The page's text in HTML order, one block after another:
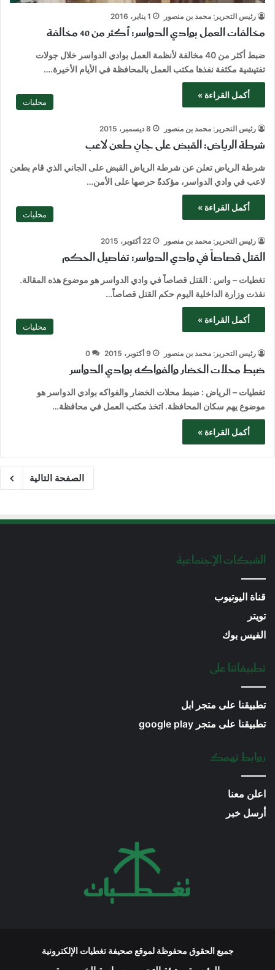
رئيس التحرير: محمد بن منصور 1 يناير، 2016
مخالفات العمل بوادي الدواسر: أكثر من 40 مخالفة
ضبط أكثر من 40 مخالفة لأنظمة العمل بوادي الدواسر خلال جولات
تفتيشية مكثفة نفذها مكتب العمل بالمحافظة في الأيام الأخيرة.…
أكمل القراءة »
محليات
رئيس التحرير: محمد بن منصور 8 ديسمبر، 2015
شرطة الرياض: القبض على جانٍ طعن لاعب
شرطة الرياض تعلن عن شرطة الرياض القبض على الجاني الذي قام بطعن
لاعب في وادي الدواسر، مؤكدةً حرصها على الأمن…
أكمل القراءة »
محليات
رئيس التحرير: محمد بن منصور 22 أكتوبر، 2015
القتل قصاصاً في وادي الدواسر: تفاصيل الحكم
تغطيات – واس : القتل قصاصاً في وادي الدواسر هو موضوع هذه المقالة.
نفذت وزارة الداخلية اليوم حكم القتل قصاصاً…
أكمل القراءة »
محليات
رئيس التحرير: محمد بن منصور 9 أكتوبر، 2015 0
ضبط محلات الخضار والفواكه بوادي الدواسر
تغطيات – الرياض : ضبط محلات الخضار والفواكه بوادي الدواسر هو
موضوع يهم سكان المحافظة. اتخذ مكتب العمل في محافظة…
أكمل القراءة »
الصفحة التالية
الشبكات الإجتماعية
قناة اليوتيوب
تويتر
الفيس بوك
تطبيقاتنا على
تطبيقنا على متجر ابل
تطبيقنا على متجر google play
روابط تهمك
اعلن معنا
أرسل خبر
جميع الحقوق محفوظة لموقع صحيفة تغطيات الإلكترونية